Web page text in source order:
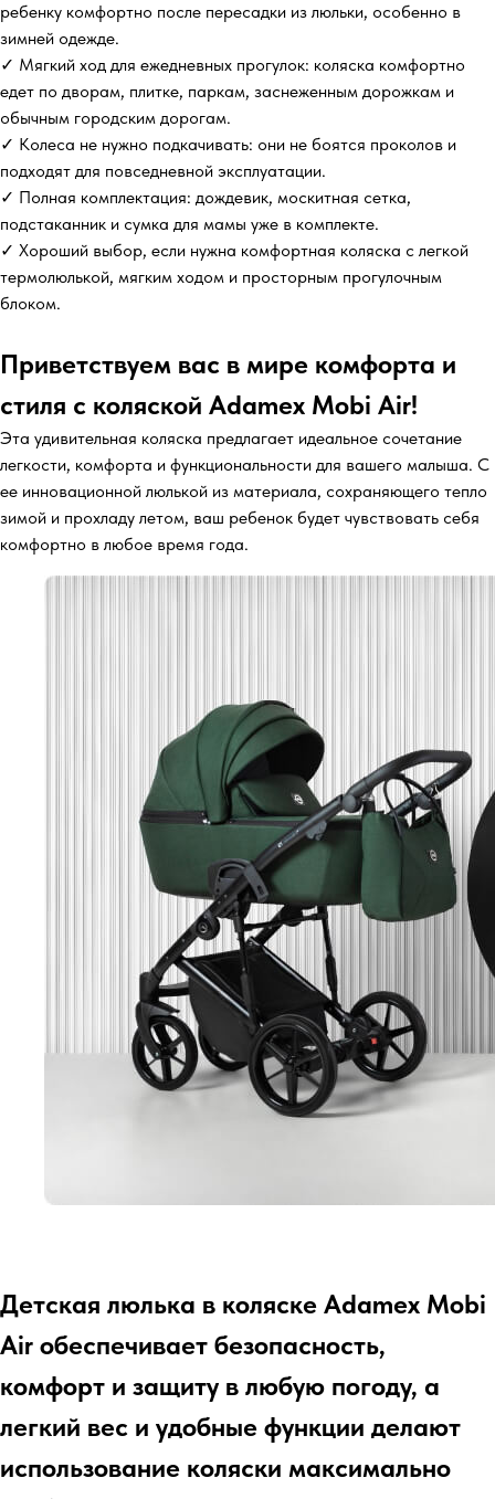
ребенку комфортно после пересадки из люльки, особенно в
зимней одежде.
✓ Мягкий ход для ежедневных прогулок: коляска комфортно
едет по дворам, плитке, паркам, заснеженным дорожкам и
обычным городским дорогам.
✓ Колеса не нужно подкачивать: они не боятся проколов и
подходят для повседневной эксплуатации.
✓ Полная комплектация: дождевик, москитная сетка,
подстаканник и сумка для мамы уже в комплекте.
✓ Хороший выбор, если нужна комфортная коляска с легкой
термолюлькой, мягким ходом и просторным прогулочным
блоком.
Приветствуем вас в мире комфорта и
стиля с коляской Adamex Mobi Air!
Эта удивительная коляска предлагает идеальное сочетание
легкости, комфорта и функциональности для вашего малыша. С
ее инновационной люлькой из материала, сохраняющего тепло
зимой и прохладу летом, ваш ребенок будет чувствовать себя
комфортно в любое время года.
Детская люлька в коляске Adamex Mobi
Air обеспечивает безопасность,
комфорт и защиту в любую погоду, а
легкий вес и удобные функции делают
использование коляски максимально